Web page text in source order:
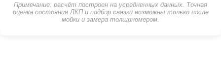
Примечание: расчёт построен на усредненных данных. Точная
оценка состояния ЛКП и подбор связки возможны только после
мойки и замера толщиномером.